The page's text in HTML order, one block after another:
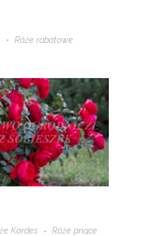
Róże rabatowe
Kordes Róże pnące